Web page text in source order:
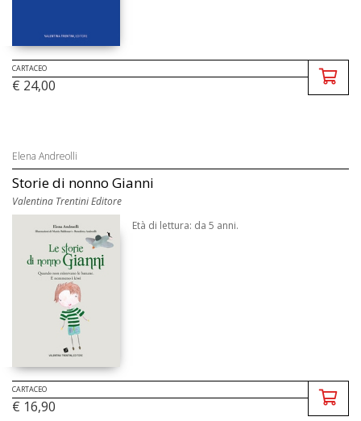
CARTACEO
€ 24,00
Elena Andreolli
Storie di nonno Gianni
Valentina Trentini Editore
Età di lettura: da 5 anni.
CARTACEO
€ 16,90